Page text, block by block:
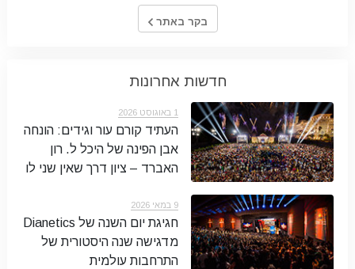
בקר באתר
חדשות אחרונות
1 באוגוסט 2026
העתיד קורם עור וגידים: הונחה
אבן הפינה של היכל ל. רון
האברד – ציון דרך שאין שני לו
9 במאי 2026
חגיגת יום השנה של Dianetics
מדגישה שנה היסטורית של
התרחבות עולמית